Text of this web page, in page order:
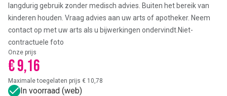
langdurig gebruik zonder medisch advies. Buiten het bereik van
kinderen houden. Vraag advies aan uw arts of apotheker. Neem
contact op met uw arts als u bijwerkingen ondervindt. Niet-
contractuele foto
Onze prijs
€ 9,16
Maximale toegelaten prijs € 10,78
In voorraad (web)